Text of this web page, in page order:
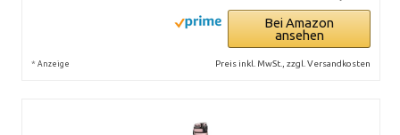
Bei Amazon
ansehen
* Anzeige Preis inkl. MwSt., zzgl. Versandkosten